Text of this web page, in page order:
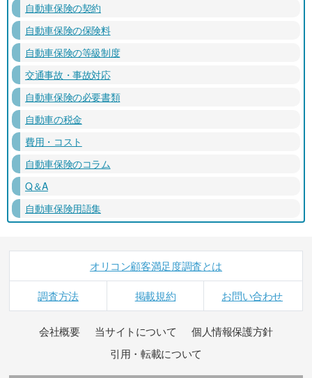
自動車保険の契約
自動車保険の保険料
自動車保険の等級制度
交通事故・事故対応
自動車保険の必要書類
自動車の税金
費用・コスト
自動車保険のコラム
Q＆A
自動車保険用語集
オリコン顧客満足度調査とは
調査方法 掲載規約 お問い合わせ
会社概要 当サイトについて
個人情報保護方針
引用・転載について